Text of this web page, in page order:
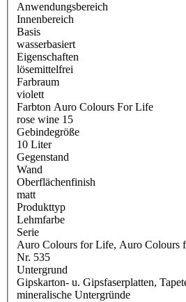
Anwendungsbereich
Innenbereich
Basis
wasserbasiert
Eigenschaften
lösemittelfrei
Farbraum
violett
Farbton Auro Colours For Life
rose wine 15
Gebindegröße
10 Liter
Gegenstand
Wand
Oberflächenfinish
matt
Produkttyp
Lehmfarbe
Serie
Auro Colours for Life, Auro Colours
Nr. 535
Untergrund
Gipskarton- u. Gipsfaserplatten,
mineralische Untergründe